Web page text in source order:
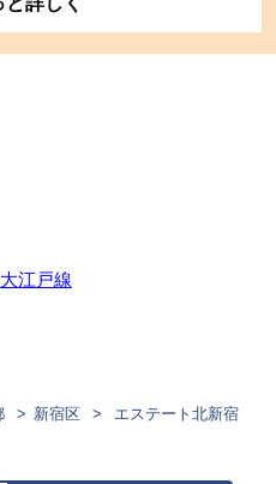
江戸線
新宿区
エステート北新宿